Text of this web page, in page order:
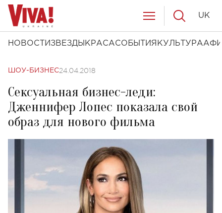
НОВОСТИ ЗВЕЗДЫ КРАСАСОБЫТИЯ КУЛЬТУРА
UK
ШОУ-БИЗНЕС24.04.2018
Сексуальная бизнес-леди:
Дженнифер Лопес показала свой
образ для нового фильма